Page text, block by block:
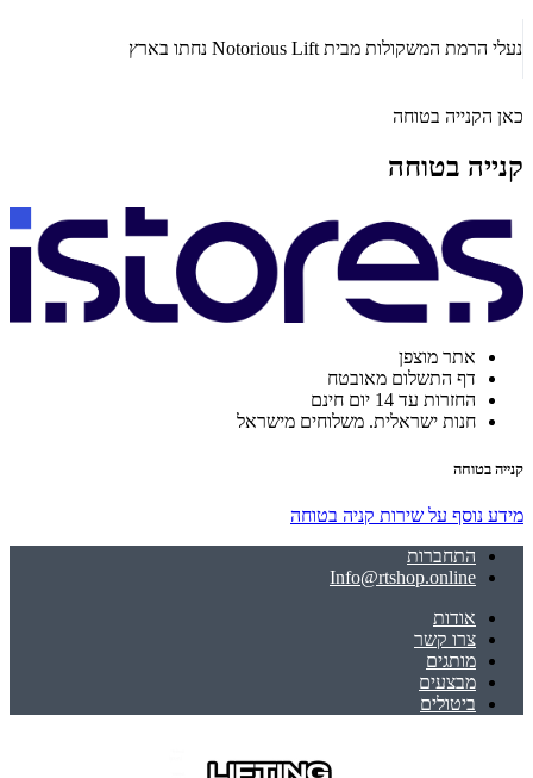
נעלי הרמת המשקולות מבית Notorious Lift נחתו בארץ
כאן הקנייה בטוחה
קנייה בטוחה
אתר מוצפן
דף התשלום מאובטח
החזרות עד 14 יום חינם
חנות ישראלית. משלוחים מישראל
קנייה בטוחה
מידע נוסף על שירות קניה בטוחה
התחברות
Info@rtshop.online
אודות
צרו קשר
מותגים
מבצעים
ביטולים